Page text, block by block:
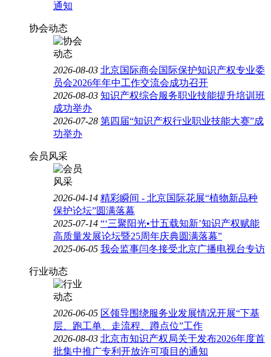
通知
协会动态
2026-08-03 北京国际商会国际保护知识产权专业委
员会2026年年中工作交流会成功召开
2026-08-03 知识产权综合服务职业技能提升培训班
成功举办
2026-07-28 第四届“知识产权行业职业技能大赛”成
功举办
会员风采
2026-04-14 精彩瞬间 - 北京国际花展“植物新品种
保护论坛”圆满落幕
2025-07-14 “‘三聚阳光•廿五载知新’知识产权赋能
高质量发展论坛暨25周年庆典圆满落幕”
2025-06-05 我会监事闫冬接受北京广播电视台专访
行业动态
2026-06-05 区领导围绕服务业发展情况开展“下基
层、跑工单、走流程、蹲点位”工作
2026-08-03 北京市知识产权局关于发布2026年度首
批集中推广专利开放许可项目的通知